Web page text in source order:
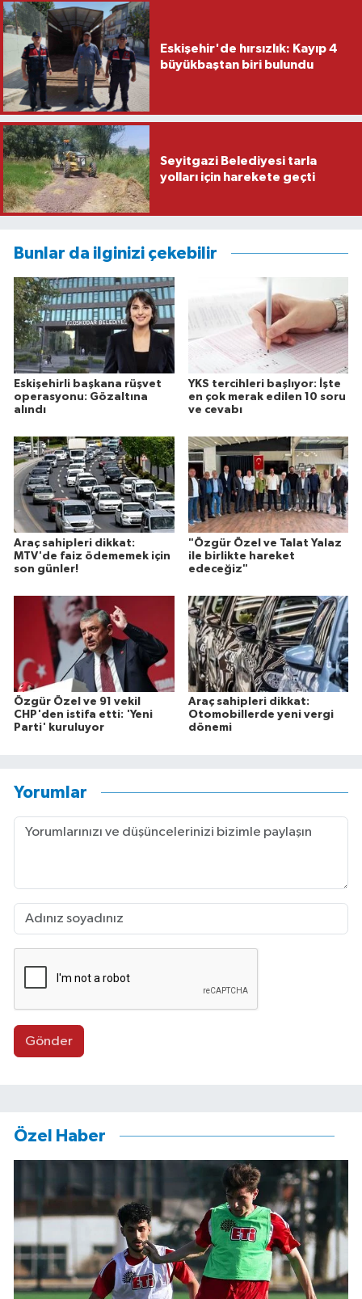
Eskişehir'de hırsızlık: Kayıp 4
büyükbaştan biri bulundu
Seyitgazi Belediyesi tarla
yolları için harekete geçti
Bunlar da ilginizi çekebilir
Eskişehirli başkana rüşvet
operasyonu: Gözaltına
alındı
YKS tercihleri başlıyor: İşte
en çok merak edilen 10 soru
ve cevabı
Araç sahipleri dikkat:
MTV'de faiz ödememek için
son günler!
"Özgür Özel ve Talat Yalaz
ile birlikte hareket
edeceğiz"
Özgür Özel ve 91 vekil
CHP'den istifa etti: 'Yeni
Parti' kuruluyor
Araç sahipleri dikkat:
Otomobillerde yeni vergi
dönemi
Yorumlar
Gönder
Özel Haber